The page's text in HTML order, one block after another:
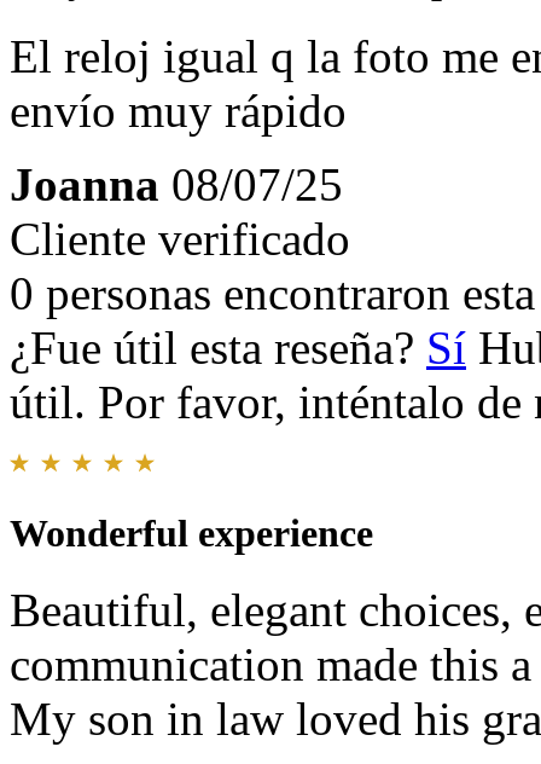
El reloj igual q la foto me
envío muy rápido
Joanna 08/07/25
Cliente verificado
0 personas encontraron
¿Fue útil esta reseña? Sí
útil. Por favor, inténtalo de
Wonderful experience
Beautiful, elegant choices,
communication made this
My son in law loved his